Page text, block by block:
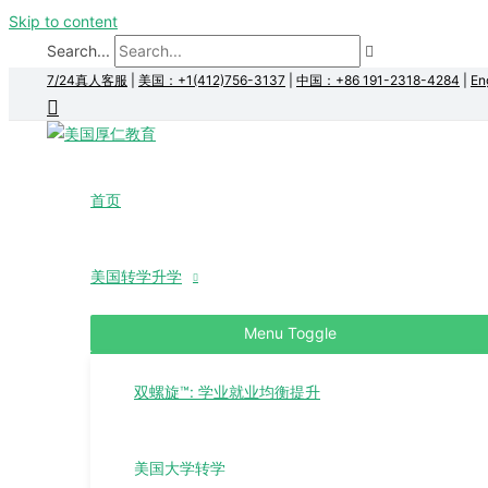
Skip to content
Search...
7/24真人客服 美国：+1(412)756-3137 中国：+86 191-2318-4284
首页
美国转学升学
Menu Toggle
双螺旋™: 学业就业均衡提升
美国大学转学